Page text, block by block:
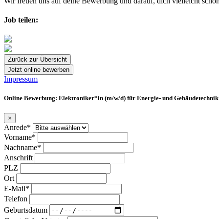
Job teilen:
Zurück zur Übersicht
Jetzt online bewerben
Impressum
Online Bewerbung: Elektroniker*in (m/w/d) für Energie- und Gebäudetechnik
×
Anrede*
Vorname*
Nachname*
Anschrift
PLZ
Ort
E-Mail*
Telefon
Geburtsdatum